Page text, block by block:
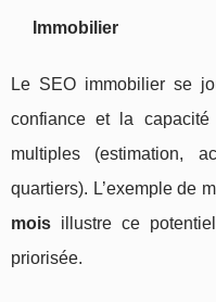
Immobilier
Le SEO immobilier se
confiance et la
multiples (estimation,
quartiers). L’exemple de
mois illustre ce
priorisée.